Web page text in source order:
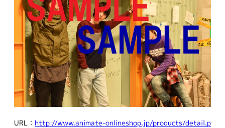
URL： http://www.animate-onlineshop.jp/products/detail.p